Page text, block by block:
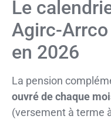
Le
Agirc-
en 2026
La pension
ouvré de chaque
(versement à terme